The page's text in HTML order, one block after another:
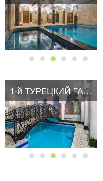
1-й ТУРЕЦКИЙ ГАМБИТ